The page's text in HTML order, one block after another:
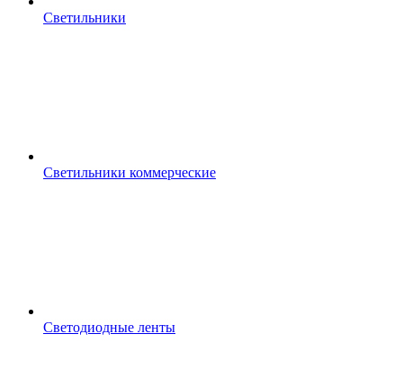
Светильники
Светильники коммерческие
Светодиодные ленты